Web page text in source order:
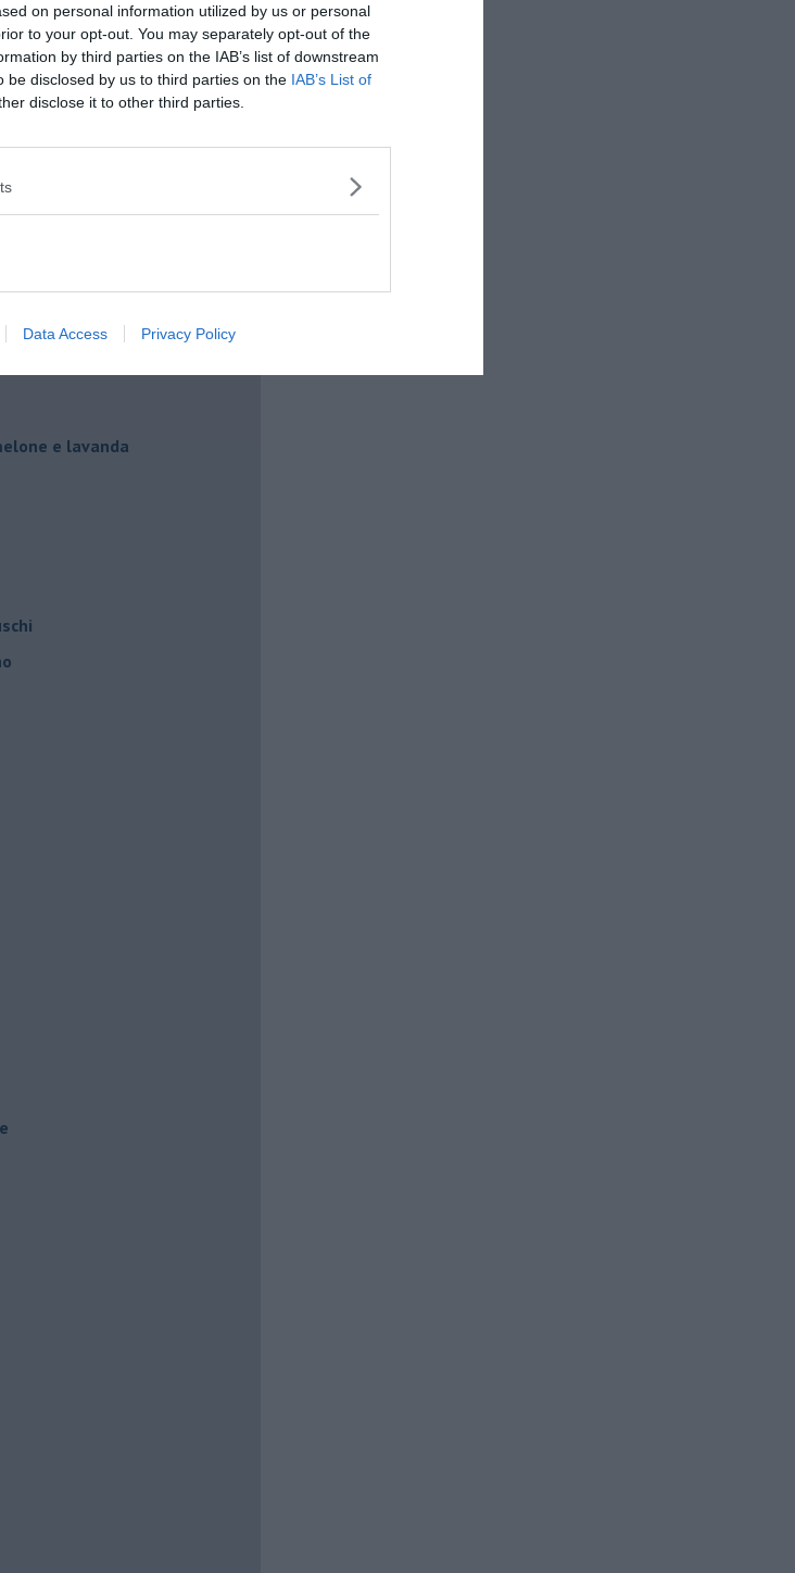
on personal information utilized by us or personal
to your opt-out. You may separately opt-out of the
by third parties on the IAB’s list of downstream
be disclosed by us to third parties on the IAB’s List of
disclose it to other third parties.
Data Access Privacy Policy
e lavanda